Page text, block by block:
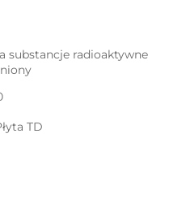
substancje radioaktywne
TD